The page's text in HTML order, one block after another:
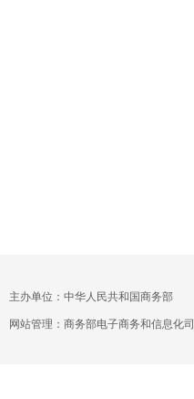
主办单位：中华人民共和国商务部
网站管理：商务部电子商务和信息化司